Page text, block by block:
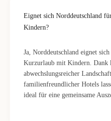
Eignet sich Norddeutschland
Kindern?
Ja, Norddeutschland eignet
Kurzurlaub mit Kindern. Dank
abwechslungsreicher
familienfreundlicher Hotels
ideal für eine gemeinsame